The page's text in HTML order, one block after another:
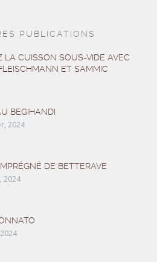
PUBLICATIONS
LA CUISSON SOUS-VIDE AVEC
ET SAMMIC
BEGIHANDI
2024
DE BETTERAVE
2024